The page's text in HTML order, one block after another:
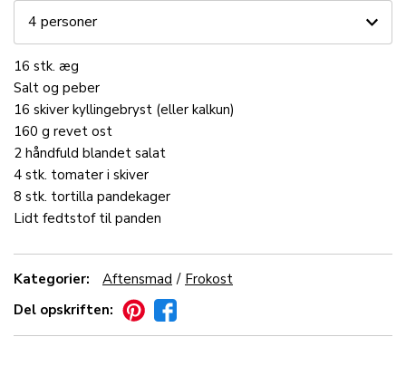
16 stk. æg
Salt og peber
16 skiver kyllingebryst (eller kalkun)
160 g revet ost
2 håndfuld blandet salat
4 stk. tomater i skiver
8 stk. tortilla pandekager
Lidt fedtstoftil panden
Kategorier: Aftensmad
Frokost
Del opskriften: